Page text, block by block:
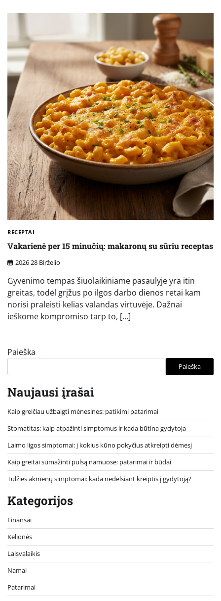
RECEPTAI
Vakarienė per 15 minučių: makaronų su sūriu receptas
2026 28 Birželio
Gyvenimo tempas šiuolaikiniame pasaulyje yra itin
greitas, todėl grįžus po ilgos darbo dienos retai kam
norisi praleisti kelias valandas virtuvėje. Dažnai
ieškome kompromiso tarp to, […]
Paieška
Paieška
Naujausi įrašai
Kaip greičiau užbaigti mėnesines: patikimi patarimai
Stomatitas: kaip atpažinti simptomus ir kada būtina gydytoja
Laimo ligos simptomai: į kokius kūno pokyčius atkreipti dėmesį
Kaip greitai sumažinti pulsą namuose: patarimai ir būdai
Tulžies akmenų simptomai: kada nedelsiant kreiptis į gydytoją?
Kategorijos
Finansai
Kelionės
Laisvalaikis
Namai
Patarimai